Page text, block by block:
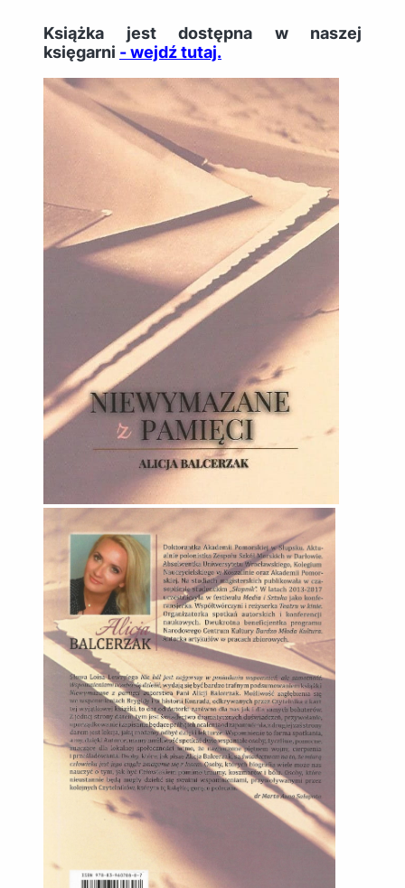
Książka jest dostępna w naszej
księgarni - wejdź tutaj.